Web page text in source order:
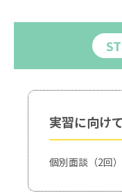
実習に向け
個別面談（2回）